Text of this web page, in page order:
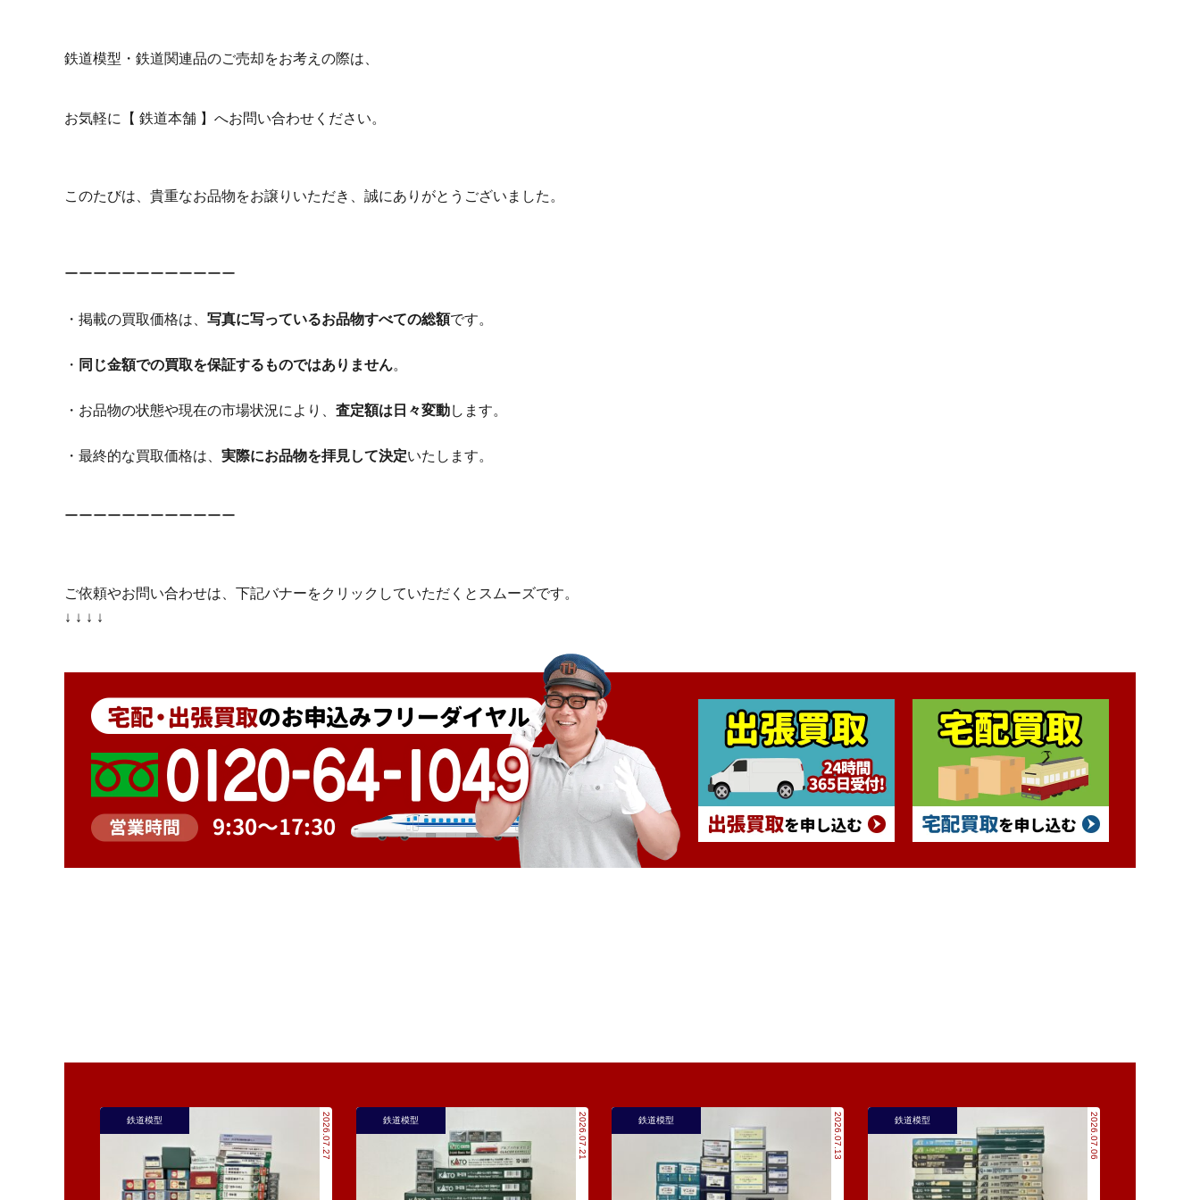
鉄道模型・鉄道関連品のご売却をお考えの際は、
お気軽に【 鉄道本舗 】へお問い合わせください。
このたびは、貴重なお品物をお譲りいただき、誠にありがとうございました。
ーーーーーーーーーーーー
・掲載の買取価格は、 写真に写っているお品物すべての総額です。
・ 同じ金額での買取を保証するものではありません。
・お品物の状態や現在の市場状況により、 査定額は日々変動します。
・最終的な買取価格は、 実際にお品物を拝見して決定いたします。
ーーーーーーーーーーーー
ご依頼やお問い合わせは、下記バナーをクリックしていただくとスムーズです。
↓ ↓ ↓ ↓
2026.07.27
鉄道模型 2026.07.21
鉄道模型 2026.07.13
鉄道模型 2026.07.06
鉄道模型